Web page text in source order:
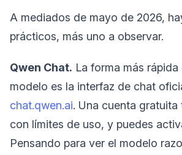
A mediados de mayo de 2026,
prácticos, más uno a observar.
Qwen Chat. La forma más rápida
modelo es la interfaz de chat
chat.qwen.ai. Una cuenta
con límites de uso, y puedes
Pensando para ver el modelo